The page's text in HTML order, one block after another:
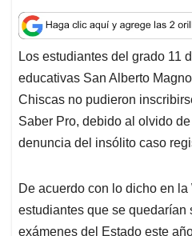
a
t
s
A
p
p
c
e
b
o
o
k
n
k
e
d
I
n
a
i
l
r
e
a
d
s
Los estudiantes del grado 11
educativas San Alberto
Chiscas no pudieron
Saber Pro, debido al olvido
denuncia del insólito caso
De acuerdo con lo dicho en
estudiantes que se quedarían
exámenes del Estado este